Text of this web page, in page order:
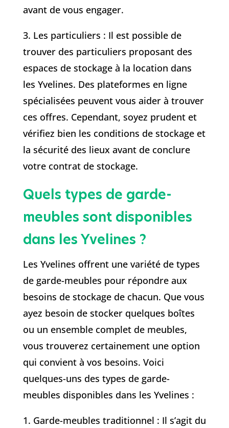
avant de vous engager.
3. Les particuliers : Il est possible de
trouver des particuliers proposant des
espaces de stockage à la location dans
les Yvelines. Des plateformes en ligne
spécialisées peuvent vous aider à trouver
ces offres. Cependant, soyez prudent et
vérifiez bien les conditions de stockage et
la sécurité des lieux avant de conclure
votre contrat de stockage.
Quels types de garde-
meubles sont disponibles
dans les Yvelines ?
Les Yvelines offrent une variété de types
de garde-meubles pour répondre aux
besoins de stockage de chacun. Que vous
ayez besoin de stocker quelques boîtes
ou un ensemble complet de meubles,
vous trouverez certainement une option
qui convient à vos besoins. Voici
quelques-uns des types de garde-
meubles disponibles dans les Yvelines :
1. Garde-meubles traditionnel : Il s’agit du